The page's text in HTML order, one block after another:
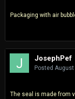
Packaging with air
JosephPef
Posted August
The seal is made from